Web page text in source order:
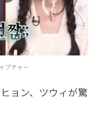
プチャー
ョン、ツウィが驚